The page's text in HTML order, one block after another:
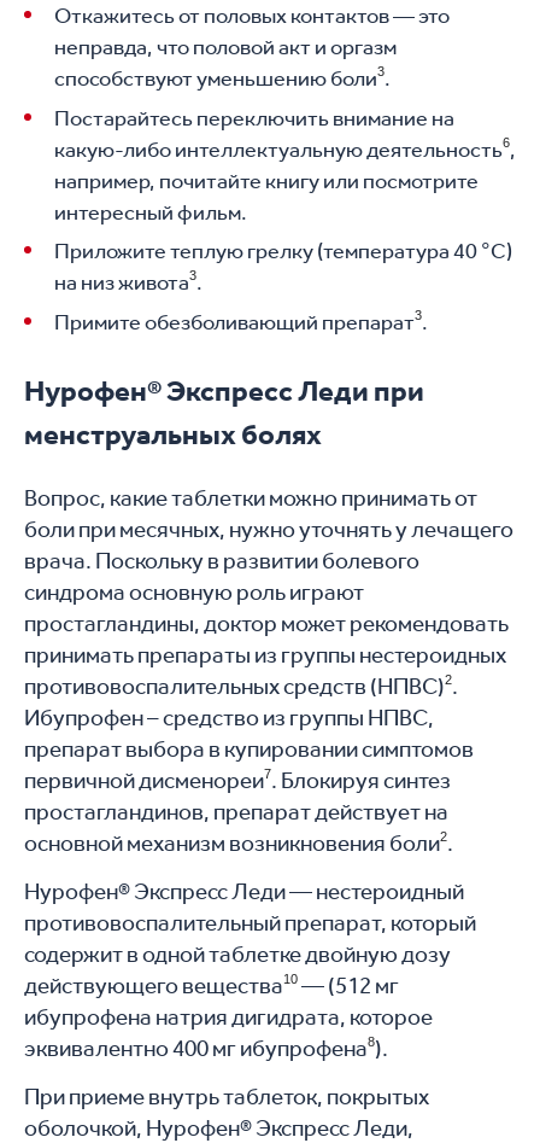
Откажитесь от половых контактов — это
неправда, что половой акт и оргазм
способствуют уменьшению боли3.
Постарайтесь переключить внимание на
какую-либо интеллектуальную деятельность6,
например, почитайте книгу или посмотрите
интересный фильм.
Приложите теплую грелку (температура 40°С)
на низ живота3.
Примите обезболивающий препарат3.
Нурофен® Экспресс Леди при
менструальных болях
Вопрос, какие таблетки можно принимать от
боли при месячных, нужно уточнять у лечащего
врача. Поскольку в развитии болевого
синдрома основную роль играют
простагландины, доктор может рекомендовать
принимать препараты из группы нестероидных
противовоспалительных средств (НПВС)2.
Ибупрофен – средство из группы НПВС,
препарат выбора в купировании симптомов
первичной дисменореи7. Блокируя синтез
простагландинов, препарат действует на
основной механизм возникновения боли2.
Нурофен® Экспресс Леди — нестероидный
противовоспалительный препарат, который
содержит в одной таблетке двойную дозу
действующего вещества10 — (512 мг
ибупрофена натрия дигидрата, которое
эквивалентно 400 мг ибупрофена8).
При приеме внутрь таблеток, покрытых
оболочкой, Нурофен® Экспресс Леди,